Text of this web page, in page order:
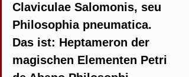
Claviculae Salomonis, seu
Philosophia pneumatica.
Das ist: Heptameron der
magischen Elementen Petri